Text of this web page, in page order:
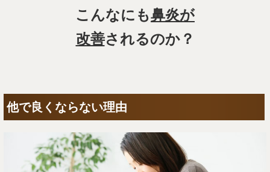
こんなにも鼻炎が
改善されるのか？
他で良くならない理由